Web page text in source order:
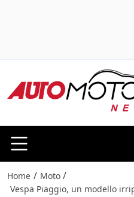
Home / Moto /
Vespa Piaggio, un modello